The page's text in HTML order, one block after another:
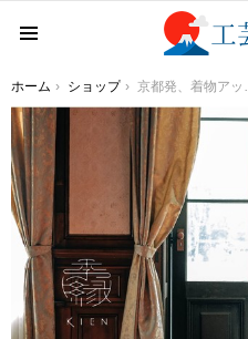
You are here:
ホーム ショップ 京都発、着物アップサイクルブランド「季縁-KIEN-」が2022年2⽉21⽇ （⽉）より伊勢丹新宿店にて期間限定POP-UP STORE をオープン